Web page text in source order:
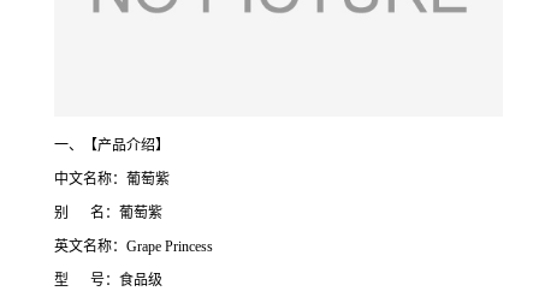
一、【产品介绍】
中文名称：葡萄紫
别 名：葡萄紫
英文名称：Grape Princess
型 号：食品级